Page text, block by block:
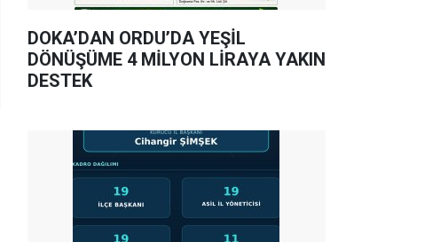
DOKA’DAN ORDU’DA YEŞİL
DÖNÜŞÜME 4 MİLYON LİRAYA YAKIN
DESTEK